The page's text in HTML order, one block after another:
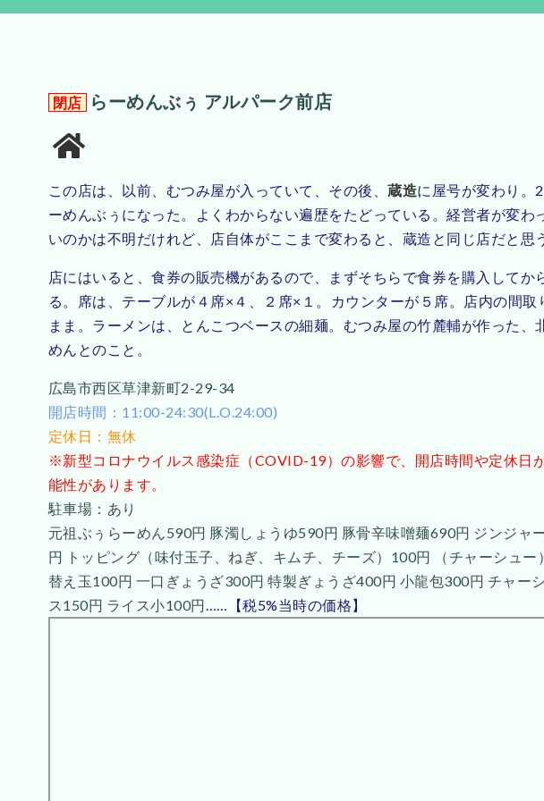
閉店 らーめんぶぅ アルパーク前店
この店は、以前、むつみ屋が入っていて、その後、蔵造に屋号が変わり。
ーめんぶぅになった。よくわからない遍歴をたどっている。経営者が変わ
いのかは不明だけれど、店自体がここまで変わると、蔵造と同じ店だと思
店にはいると、食券の販売機があるので、まずそちらで食券を購入してか
る。席は、テーブルが４席×４、２席×１。カウンターが５席。店内の間取
まま。ラーメンは、とんこつベースの細麺。むつみ屋の竹麓輔が作った、
めんとのこと。
広島市西区草津新町2-29-34
開店時間：11:00-24:30(L.O.24:00)
定休日：無休
※新型コロナウイルス感染症（COVID-19）の影響で、開店時間や定休日
能性があります。
駐車場：あり
元祖ぶぅらーめん590円 豚濁しょうゆ590円 豚骨辛味噌麺690円 ジンジャ
円 トッピング（味付玉子、ねぎ、キムチ、チーズ）100円 （チャーシュー
替え玉100円 一口ぎょうざ300円 特製ぎょうざ400円 小龍包300円 チャー
ス150円 ライス小100円……【税5%当時の価格】